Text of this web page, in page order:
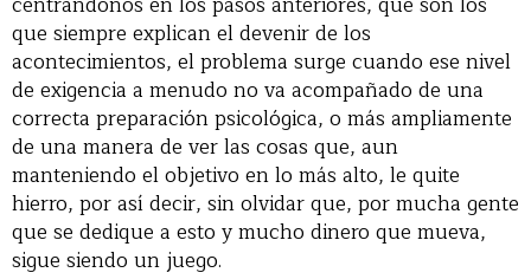
que siempre explican el devenir de los
acontecimientos, el problema surge cuando ese nivel
de exigencia a menudo no va acompañado de una
correcta preparación psicológica, o más ampliamente
de una manera de ver las cosas que, aun
manteniendo el objetivo en lo más alto, le quite
hierro, por así decir, sin olvidar que, por mucha gente
que se dedique a esto y mucho dinero que mueva,
sigue siendo un juego.